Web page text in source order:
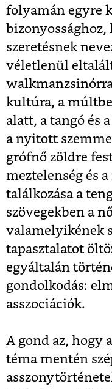
folyamán egyre
szeretésnek
véletlenül
kultúra, a
alatt, a tangó és
a nyitott
grófnő zöldre
meztelenség és
találkozása a
szövegekben a
valamelyikének
tapasztalatot
egyáltalán
gondolkodás:
asszociációk.
A gond az, hogy
téma mentén